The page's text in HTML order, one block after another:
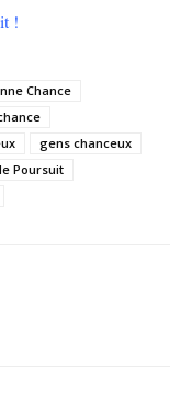
!
Chance
gens chanceux
Poursuit